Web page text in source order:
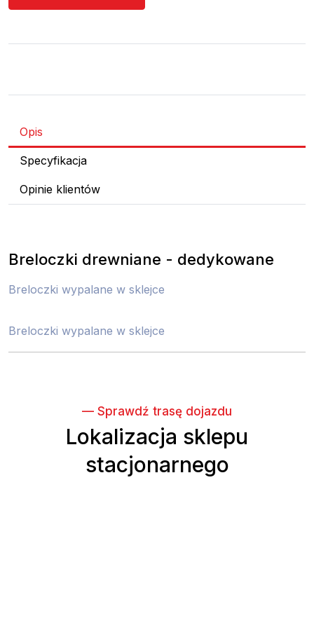
Opis
Specyfikacja
Opinie klientów
Breloczki drewniane - dedykowane
Breloczki wypalane w sklejce
Breloczki wypalane w sklejce
— Sprawdź trasę dojazdu
Lokalizacja sklepu
stacjonarnego